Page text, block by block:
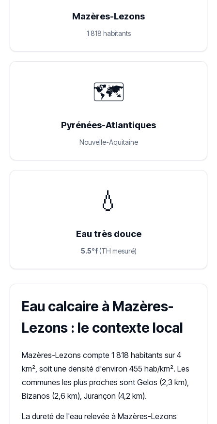
Mazères-Lezons
1 818 habitants
🗺️
Pyrénées-Atlantiques
Nouvelle-Aquitaine
💧
Eau très douce
5.5°f(TH mesuré)
Eau calcaire à Mazères-
Lezons : le contexte local
Mazères-Lezons compte 1 818 habitants sur 4
km², soit une densité d'environ 455 hab/km². Les
communes les plus proches sont Gelos (2,3 km),
Bizanos (2,6 km), Jurançon (4,2 km).
La dureté de l'eau relevée à Mazères-Lezons